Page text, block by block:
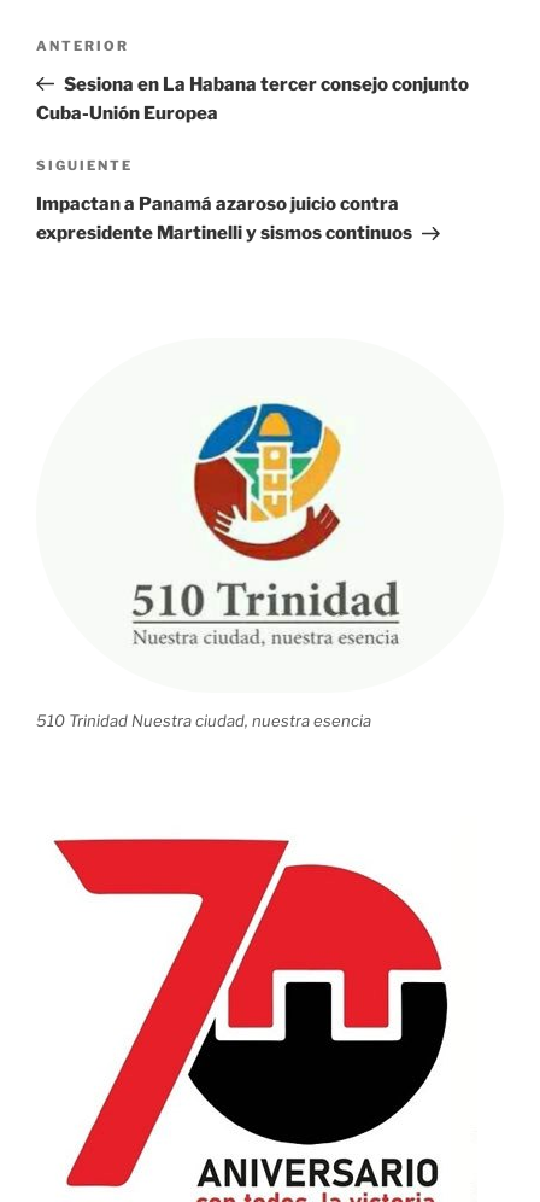
entradas
Entrada
anterior:
ANTERIOR
Sesiona en La Habana tercer consejo conjunto
Cuba-Unión Europea
Siguiente
entrada
SIGUIENTE
Impactan a Panamá azaroso juicio contra
expresidente Martinelli y sismos continuos
510 Trinidad Nuestra ciudad, nuestra esencia